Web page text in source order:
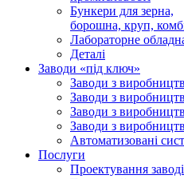
Бункери для зерна,
борошна, круп,
Лабораторне
Деталі
Заводи «під ключ»
Заводи з
Заводи з
Заводи з
Заводи з
Автоматизовані
Послуги
Проектування